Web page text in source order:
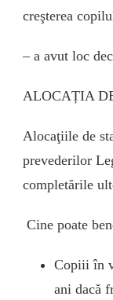
creşterea
– a avut loc
ALOCAȚIA
Alocaţiile de
prevederilor
completările
Cine poate
Copiii în
ani dacă